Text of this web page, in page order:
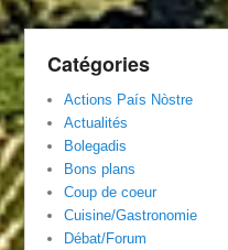
Catégories
Actions País Nòstre
Actualités
Bolegadis
Bons plans
Coup de coeur
Cuisine/Gastronomie
Débat/Forum